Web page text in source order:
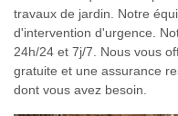
travaux de jardin. Notre
d'intervention d'urgence.
24h/24 et 7j/7. Nous vous
gratuite et une assurance
dont vous avez besoin.